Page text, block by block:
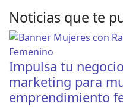
Noticias que te
Impulsa tu
marketing para
emprendimiento